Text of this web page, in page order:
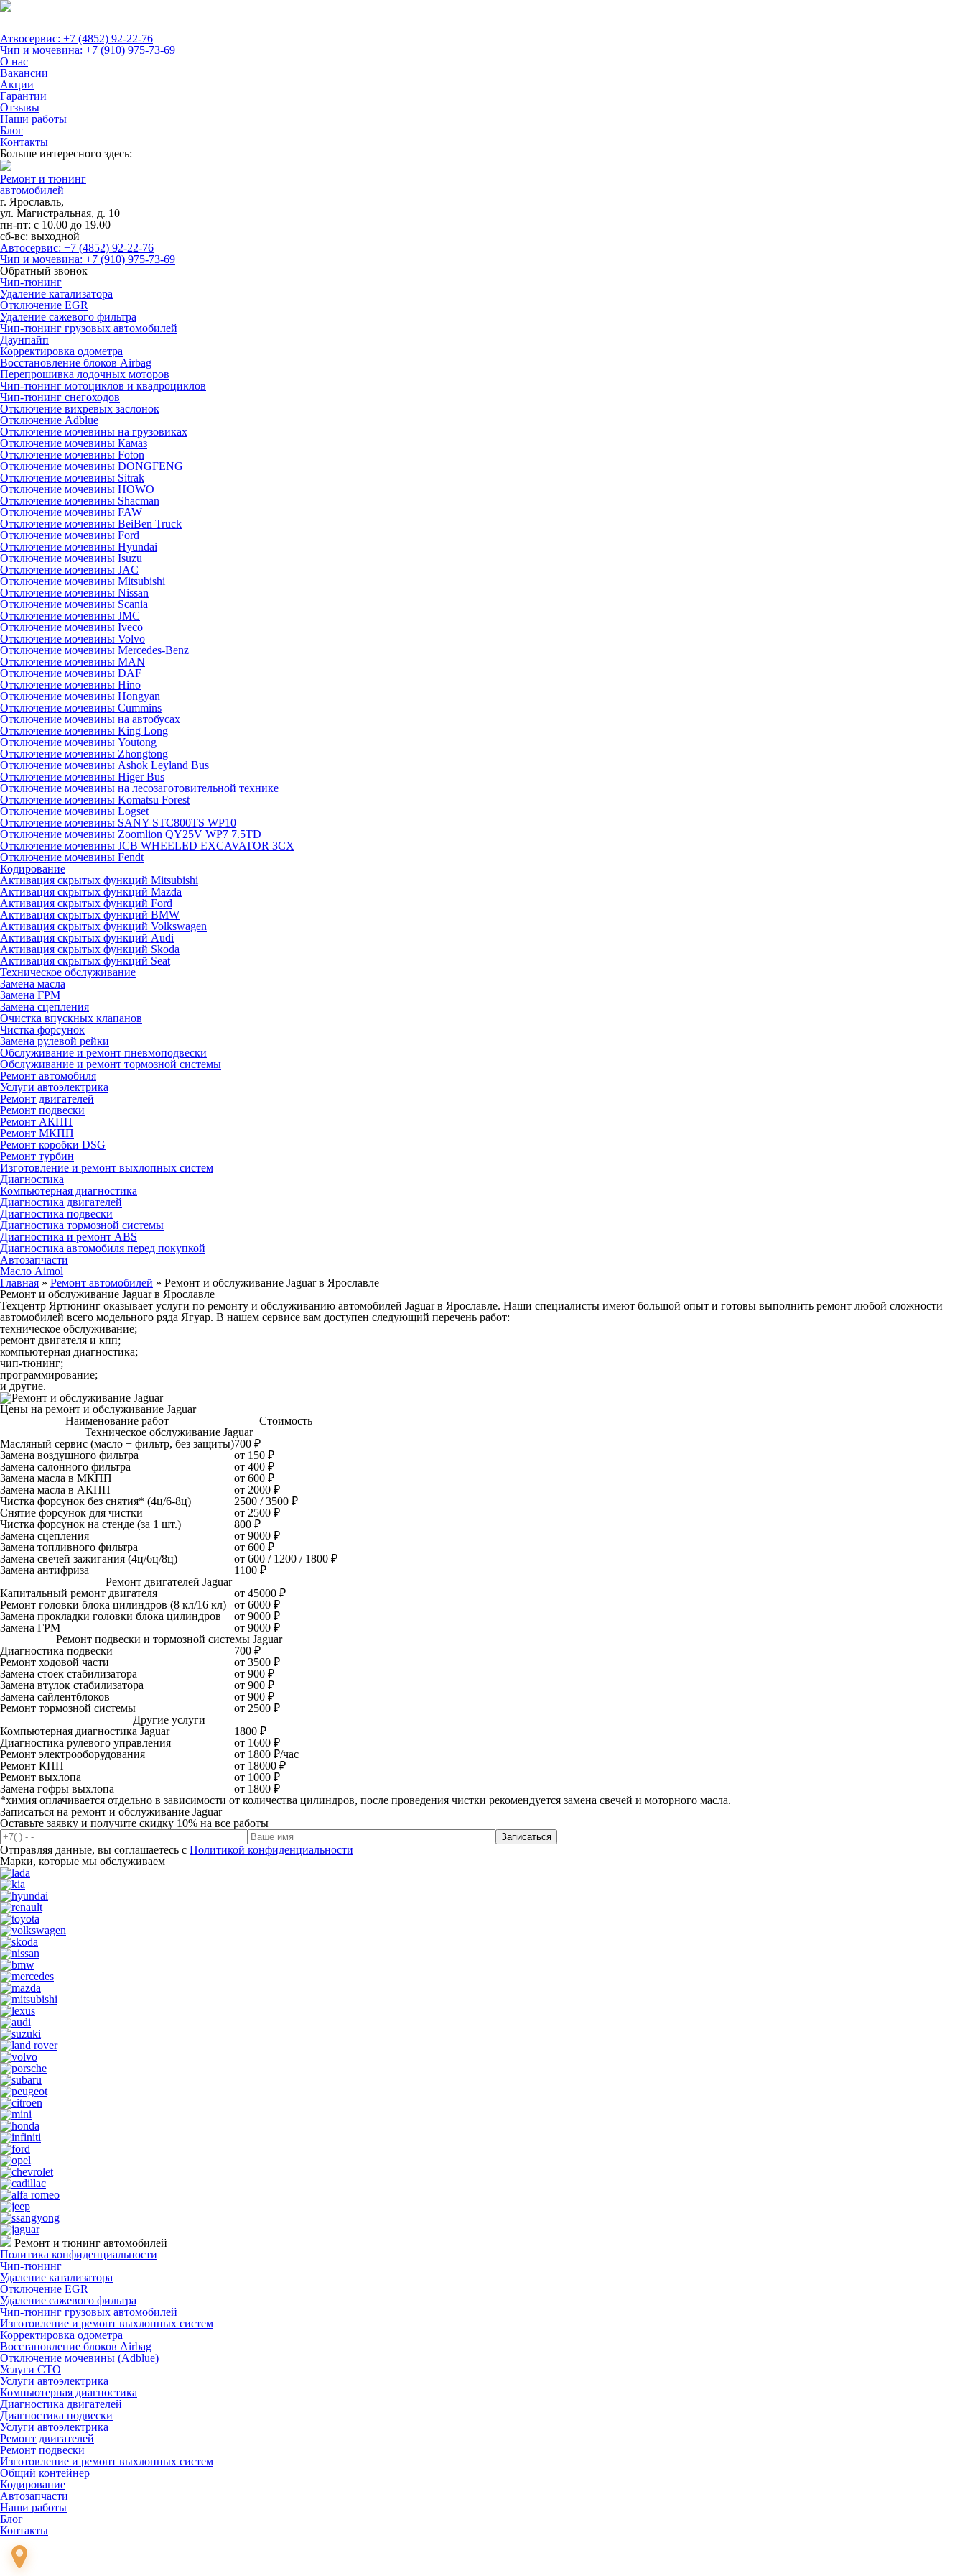
Атвосервис: +7 (4852) 92-22-76
Чип и мочевина: +7 (910) 975-73-69
О нас
Вакансии
Акции
Гарантии
Отзывы
Наши работы
Блог
Контакты
Больше интересного здесь:
Ремонт и тюнинг
автомобилей
г. Ярославль,
ул. Магистральная, д. 10
пн-пт: с 10.00 до 19.00
сб-вс: выходной
Автосервис: +7 (4852) 92-22-76
Чип и мочевина: +7 (910) 975-73-69
Обратный звонок
Чип-тюнинг
Удаление катализатора
Отключение EGR
Удаление сажевого фильтра
Чип-тюнинг грузовых автомобилей
Даунпайп
Корректировка одометра
Восстановление блоков Airbag
Перепрошивка лодочных моторов
Чип-тюнинг мотоциклов и квадроциклов
Чип-тюнинг снегоходов
Отключение вихревых заслонок
Отключение Adblue
Отключение мочевины на грузовиках
Отключение мочевины Камаз
Отключение мочевины Foton
Отключение мочевины DONGFENG
Отключение мочевины Sitrak
Отключение мочевины HOWO
Отключение мочевины Shacman
Отключение мочевины FAW
Отключение мочевины BeiBen Truck
Отключение мочевины Ford
Отключение мочевины Hyundai
Отключение мочевины Isuzu
Отключение мочевины JAC
Отключение мочевины Mitsubishi
Отключение мочевины Nissan
Отключение мочевины Scania
Отключение мочевины JMC
Отключение мочевины Iveco
Отключение мочевины Volvo
Отключение мочевины Mercedes-Benz
Отключение мочевины MAN
Отключение мочевины DAF
Отключение мочевины Hino
Отключение мочевины Hongyan
Отключение мочевины Cummins
Отключение мочевины на автобусах
Отключение мочевины King Long
Отключение мочевины Youtong
Отключение мочевины Zhongtong
Отключение мочевины Ashok Leyland Bus
Отключение мочевины Higer Bus
Отключение мочевины на лесозаготовительной технике
Отключение мочевины Komatsu Forest
Отключение мочевины Logset
Отключение мочевины SANY STC800TS WP10
Отключение мочевины Zoomlion QY25V WP7 7.5TD
Отключение мочевины JCB WHEELED EXCAVATOR 3CX
Отключение мочевины Fendt
Кодирование
Активация скрытых функций Mitsubishi
Активация скрытых функций Mazda
Активация скрытых функций Ford
Активация скрытых функций BMW
Активация скрытых функций Volkswagen
Активация скрытых функций Audi
Активация скрытых функций Skoda
Активация скрытых функций Seat
Техническое обслуживание
Замена масла
Замена ГРМ
Замена сцепления
Очистка впускных клапанов
Чистка форсунок
Замена рулевой рейки
Обслуживание и ремонт пневмоподвески
Обслуживание и ремонт тормозной системы
Ремонт автомобиля
Услуги автоэлектрика
Ремонт двигателей
Ремонт подвески
Ремонт АКПП
Ремонт МКПП
Ремонт коробки DSG
Ремонт турбин
Изготовление и ремонт выхлопных систем
Диагностика
Компьютерная диагностика
Диагностика двигателей
Диагностика подвески
Диагностика тормозной системы
Диагностика и ремонт ABS
Диагностика автомобиля перед покупкой
Автозапчасти
Масло Aimol
Главная » Ремонт автомобилей » Ремонт и обслуживание Jaguar в Ярославле
Ремонт и обслуживание Jaguar в Ярославле
Техцентр Яртюнинг оказывает услуги по ремонту и обслуживанию автомобилей Jaguar в Ярославле. Наши специалисты имеют большой опыт и готовы выполнить ремонт любой сложности
автомобилей всего модельного ряда Ягуар. В нашем сервисе вам доступен следующий перечень работ:
техническое обслуживание;
ремонт двигателя и кпп;
компьютерная диагностика;
чип-тюнинг;
программирование;
и другие.
Цены на ремонт и обслуживание Jaguar
Наименование работ
Стоимость
Техническое обслуживание Jaguar
Масляный сервис (масло + фильтр, без защиты)700 ₽
Замена воздушного фильтра
от 150 ₽
Замена салонного фильтра
от 400 ₽
Замена масла в МКПП
от 600 ₽
Замена масла в АКПП
от 2000 ₽
Чистка форсунок без снятия* (4ц/6-8ц)
2500 / 3500 ₽
Снятие форсунок для чистки
от 2500 ₽
Чистка форсунок на стенде (за 1 шт.)
800 ₽
Замена сцепления
от 9000 ₽
Замена топливного фильтра
от 600 ₽
Замена свечей зажигания (4ц/6ц/8ц)
от 600 / 1200 / 1800 ₽
Замена антифриза
1100 ₽
Ремонт двигателей Jaguar
Капитальный ремонт двигателя
от 45000 ₽
Ремонт головки блока цилиндров (8 кл/16 кл)
от 6000 ₽
Замена прокладки головки блока цилиндров
от 9000 ₽
Замена ГРМ
от 9000 ₽
Ремонт подвески и тормозной системы Jaguar
Диагностика подвески
700 ₽
Ремонт ходовой части
от 3500 ₽
Замена стоек стабилизатора
от 900 ₽
Замена втулок стабилизатора
от 900 ₽
Замена сайлентблоков
от 900 ₽
Ремонт тормозной системы
от 2500 ₽
Другие услуги
Компьютерная диагностика Jaguar
1800 ₽
Диагностика рулевого управления
от 1600 ₽
Ремонт электрооборудования
от 1800 ₽/час
Ремонт КПП
от 18000 ₽
Ремонт выхлопа
от 1000 ₽
Замена гофры выхлопа
от 1800 ₽
*химия оплачивается отдельно в зависимости от количества цилиндров, после проведения чистки рекомендуется замена свечей и моторного масла.
Записаться на ремонт и обслуживание Jaguar
Оставьте заявку и получите скидку 10% на все работы
Отправляя данные, вы соглашаетесь с Политикой конфиденциальности
Марки, которые мы обслуживаем
Ремонт и тюнинг автомобилей
Политика конфиденциальности
Чип-тюнинг
Удаление катализатора
Отключение EGR
Удаление сажевого фильтра
Чип-тюнинг грузовых автомобилей
Изготовление и ремонт выхлопных систем
Корректировка одометра
Восстановление блоков Airbag
Отключение мочевины (Adblue)
Услуги СТО
Услуги автоэлектрика
Компьютерная диагностика
Диагностика двигателей
Диагностика подвески
Услуги автоэлектрика
Ремонт двигателей
Ремонт подвески
Изготовление и ремонт выхлопных систем
Общий контейнер
Кодирование
Автозапчасти
Наши работы
Блог
Контакты